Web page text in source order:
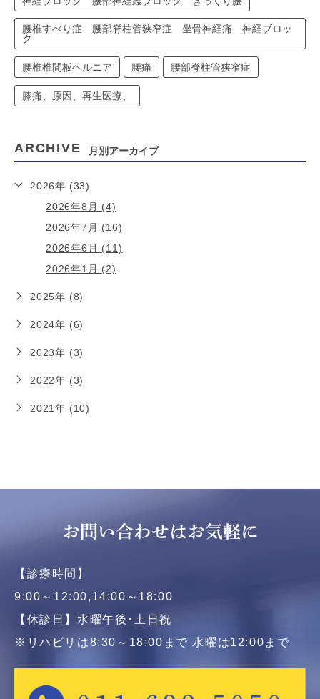
腰椎すべり症 腰部脊柱管狭窄症 坐骨神経痛 神経ブロッ
ク
腰椎椎間板ヘルニア 腰痛 腰部脊柱管狭窄症
膝痛、原因、再生医療、
ARCHIVE 月別アーカイブ
2026年 (33)
2026年8月 (4)
2026年7月 (16)
2026年6月 (11)
2026年1月 (2)
2025年 (8)
2024年 (6)
2023年 (3)
2022年 (3)
2021年 (10)
お問い合わせはお気軽に
【診療時間】
9:00～12:00,14:00～18:00
【休診日】水曜午後･土日祝
※リハビリは8:30～18:00まで 水曜は12:00まで